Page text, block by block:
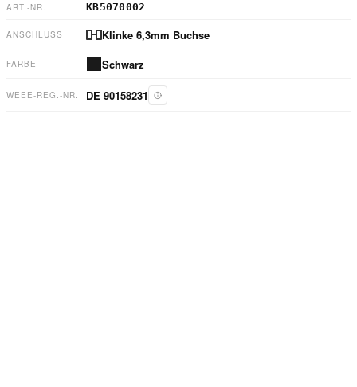
ART.-NR. KB5070002
ANSCHLUSS Klinke 6,3mm Buchse
FARBE Schwarz
WEEE-REG.-NR. DE 90158231